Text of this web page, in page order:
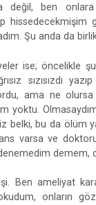
değil, ben
Şu anda da
ise; öncelikle
sızısızdı
ama ne
yoktu.
belki, bu da
varsa ve
demem,
Ben ameliyat
onların